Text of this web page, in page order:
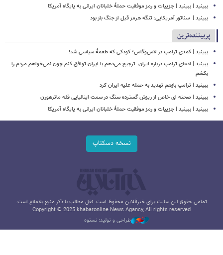
ببینید | ببینید | جزییات و رمز موفقیت حملۀ خلبانان ایرانی به پایگاه آمریکا
ببینید | ‏ سناتور آمریکایی: تنگه هرمز قبل از جنگ باز بود
پربیننده‌ترین
ببینید | کمدی ترامپ در لاس‌وگاس؛ کودکی که طعمۀ سیاسی شد!
ببینید | ادعای ترامپ درباره ایران: ترجیح می‌دهم با ایران توافق کنم چون نمی‌خواهم مردم را
بکشم
ببینید | ترامپ بازهم تهدید به حمله علیه ایران کرد
ببینید | صحنه ای خاص از ریزش گسترده سنگ در سمت ایتالیایی قله ماترهورن
ببینید | ببینید | جزییات و رمز موفقیت حملۀ خلبانان ایرانی به پایگاه آمریکا
نسخه دسکتاپ
تمامی حقوق این سایت برای خبرآنلاین محفوظ است. نقل مطالب با ذکر منبع بلامانع است.
Copyright © 2025 khabaronline News Agancy, All rights reserved
طراحی و تولید: نستوه